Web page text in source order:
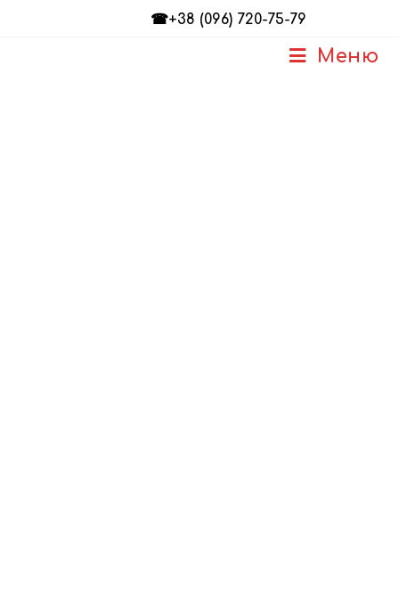
☎+38 (096) 720-75-79
Меню